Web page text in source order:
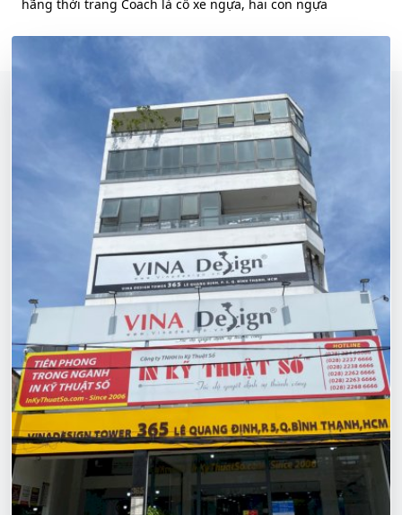
hãng thời trang Coach là cổ xe ngựa, hai con ngựa